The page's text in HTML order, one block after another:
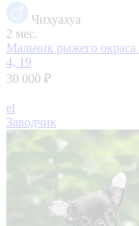
Чихуахуа
2 мес.
Мальчик рыжего окраса
4, 19
30 000 ₽
el
Заводчик